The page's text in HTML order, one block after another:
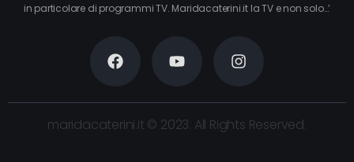
in particolare di programmi TV. Maridacaterini.it la TV e non solo…’
maridacaterini.it © 2023. All Rights Reserved.